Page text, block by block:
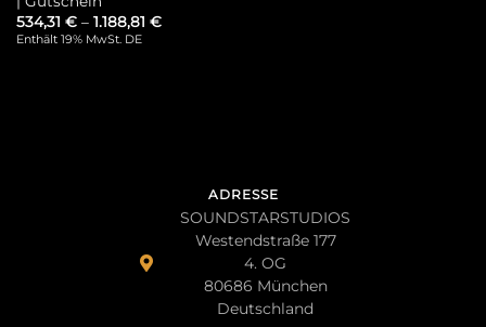
534,31 € – 1.188,81 €
Enthält 19% MwSt. DE
ADRESSE
SOUNDSTARSTUDIOS
Westendstraße 177
4. OG
80686 München
Deutschland